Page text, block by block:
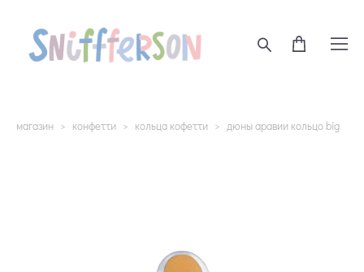
магазин > конфетти > кольца кофетти > дюны аравии кольцо big